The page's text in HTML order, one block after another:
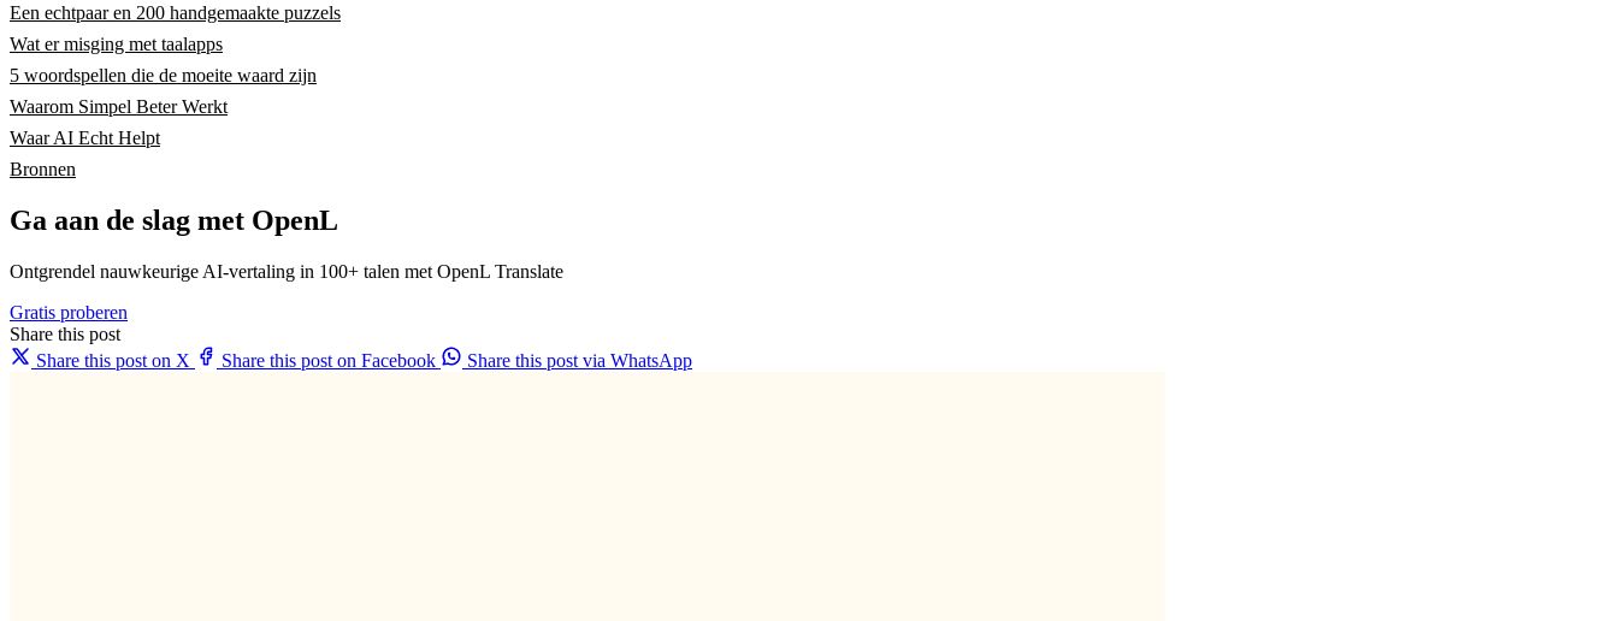
Een echtpaar en 200 handgemaakte puzzels
Wat er misging met taalapps
5 woordspellen die de moeite waard zijn
Waarom Simpel Beter Werkt
Waar AI Echt Helpt
Bronnen
Ga aan de slag met OpenL
Ontgrendel nauwkeurige AI-vertaling in 100+ talen met OpenL Translate
Gratis proberen
Share this post
Share this post on X
Share this post on Facebook Share this post via WhatsApp